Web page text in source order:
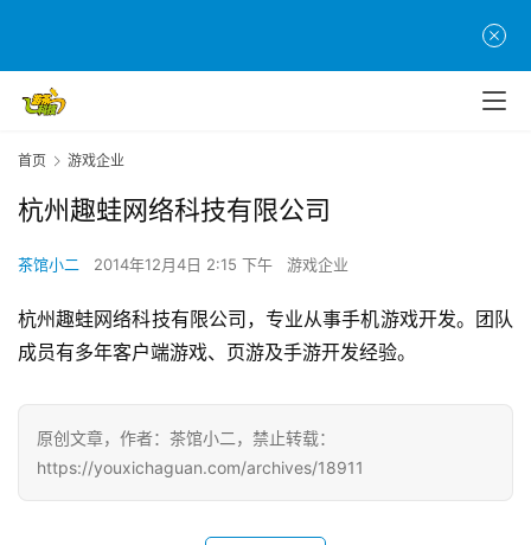
茶
创
戏
界
游
戏
首页 游戏企业
杭州趣蛙网络科技有限公司
茶馆小二 2014年12月4日 2:15 下午 游戏企业
杭州趣蛙网络科技有限公司，专业从事手机游戏开发。团队
成员有多年客户端游戏、页游及手游开发经验。
原创文章，作者：茶馆小二，禁止转载：
https://youxichaguan.com/archives/18911